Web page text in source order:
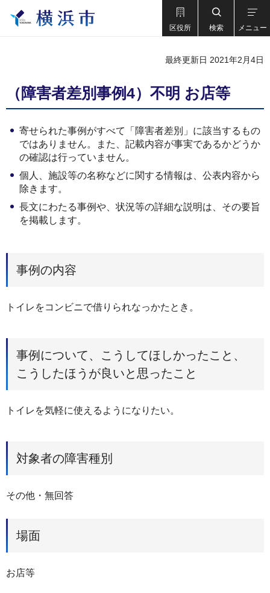
区役所 検索 メニュー
最終更新日 2021年2月4日
（障害者差別事例4）不明 お店等
寄せられた事例がすべて「障害者差別」に該当するもの
ではありません。また、記載内容が事実であるかどうか
の確認は行っていません。
個人、施設等の名称などに関する情報は、公表内容から
除きます。
長文にわたる事例や、状況等の詳細な説明は、その要旨
を掲載します。
事例の内容
トイレをコンビニで借りられなっかたとき。
事例について、こうしてほしかったこと、
こうしたほうが良いと思ったこと
トイレを気軽に使えるようになりたい。
対象者の障害種別
その他・無回答
場面
お店等